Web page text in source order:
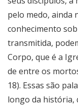
pelo medo, ainda
conhecimento
transmitida,
Corpo, que é a
de entre os
18). Essas são
longo da história,